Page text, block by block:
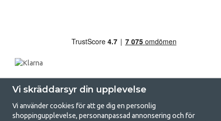
Vi skräddarsyr din upplevelse
Vi använder cookies för att ge dig en personlig
shoppingupplevelse, personanpassad annonsering och för